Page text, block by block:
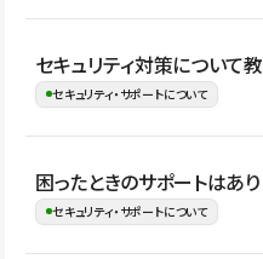
はい。CMSやコンポーネントを
ことで、デザインを崩しにくい
ながらレイアウトに影響を与え
す。
セキュリティ対策について教
セキュリティ・サポートについて
Studioでは、公開サイトやサー
の暗号化、データ保護、アク
困ったときのサポートはあり
セキュリティ・サポートについて